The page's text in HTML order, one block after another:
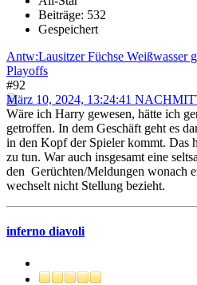
Beiträge: 532
Gespeichert
Antw:Lausitzer Füchse Weißwasser
Playoffs
#92
März 10, 2024, 13:24:41
Wäre ich Harry gewesen, hätte ich
getroffen. In dem Geschäft geht es
in den Kopf der Spieler kommt. Das
zu tun. War auch insgesamt eine
den Gerüchten/Meldungen wonach
wechselt nicht Stellung bezieht.
inferno diavoli